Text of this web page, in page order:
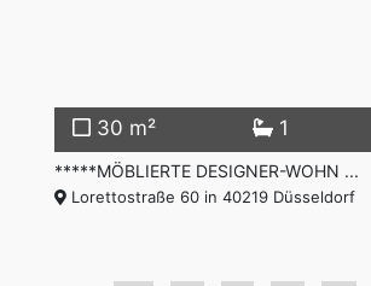
30 m² 1
*****MÖBLIERTE DESIGNER-WOHN ...
Lorettostraße 60 in 40219 Düsseldorf